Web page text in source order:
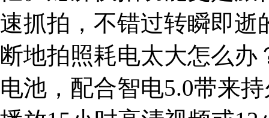
速抓拍，不错过转瞬即逝
断地拍照耗电太大怎么办
电池，配合智电5.0带来